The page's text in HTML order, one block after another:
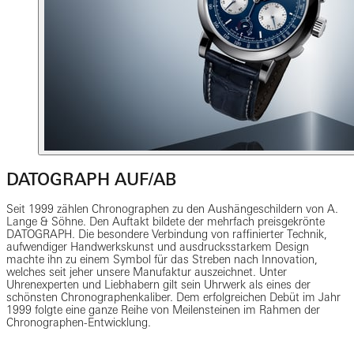
DATOGRAPH AUF/AB
Seit 1999 zählen Chronographen zu den Aushängeschildern von A.
Lange & Söhne. Den Auftakt bildete der mehrfach preisgekrönte
DATOGRAPH. Die besondere Verbindung von raffinierter Technik,
aufwendiger Handwerkskunst und ausdrucksstarkem Design
machte ihn zu einem Symbol für das Streben nach Innovation,
welches seit jeher unsere Manufaktur auszeichnet. Unter
Uhrenexperten und Liebhabern gilt sein Uhrwerk als eines der
schönsten Chronographenkaliber. Dem erfolgreichen Debüt im Jahr
1999 folgte eine ganze Reihe von Meilensteinen im Rahmen der
Chronographen-Entwicklung.